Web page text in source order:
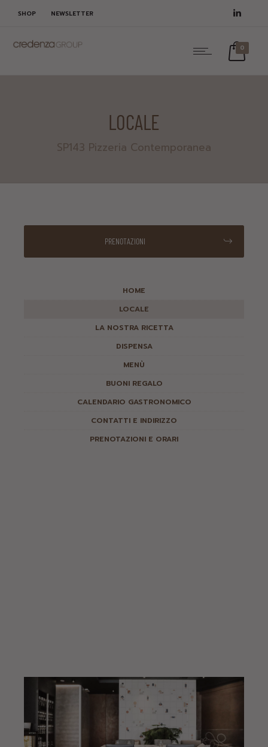
SHOP NEWSLETTER
0
LOCALE
SP143 Pizzeria Contemporanea
PRENOTAZIONI
HOME
LOCALE
LA NOSTRA RICETTA
DISPENSA
MENÙ
BUONI REGALO
CALENDARIO GASTRONOMICO
CONTATTI E INDIRIZZO
PRENOTAZIONI E ORARI